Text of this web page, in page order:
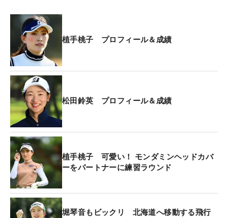
植手桃子 プロフィール＆成績
松田鈴英 プロフィール＆成績
植手桃子 可愛い！ モンダミンヘッドカバ
ーをパートナーに練習ラウンド
堀琴音もビックリ 北海道へ移動する飛行